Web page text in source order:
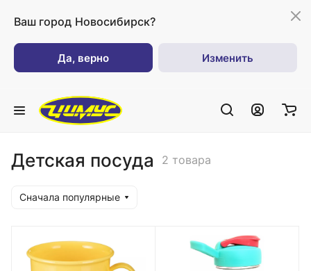
Ваш город Новосибирск?
Да, верно Изменить
Детская посуда 2 товара
Сначала популярные